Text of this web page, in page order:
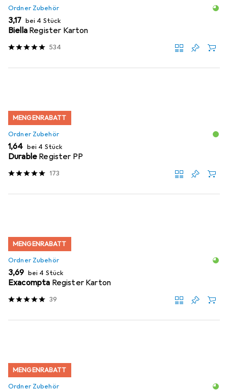
Ordner Zubehör
EUR
3,17 bei 4 Stück
Biella Register Karton
534
MENGENRABATT
Ordner Zubehör
EUR
1,64 bei 4 Stück
Durable Register PP
173
MENGENRABATT
Ordner Zubehör
EUR
3,69 bei 4 Stück
Exacompta Register Karton
39
MENGENRABATT
Ordner Zubehör